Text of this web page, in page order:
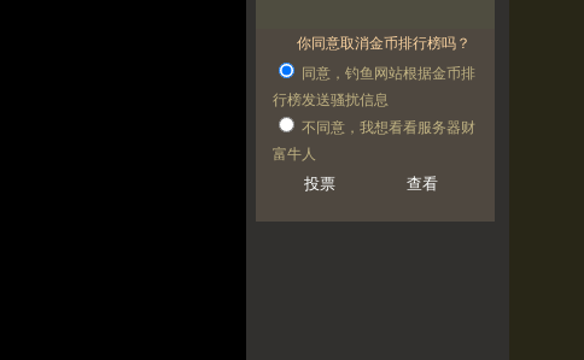
你同意取消金币排行榜吗？
同意，钓鱼网站根据金币排
行榜发送骚扰信息
不同意，我想看看服务器财
富牛人